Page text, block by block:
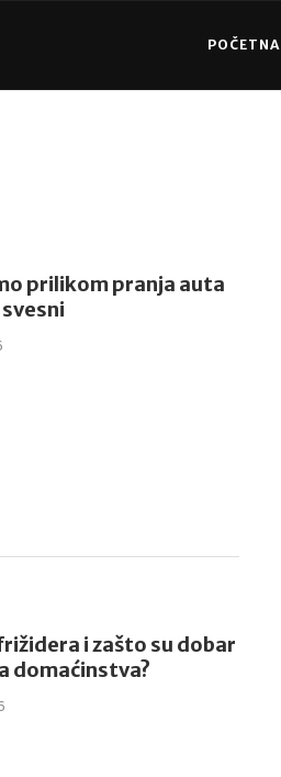
POČETNA
prilikom pranja auta
i zašto su dobar
domaćinstva?